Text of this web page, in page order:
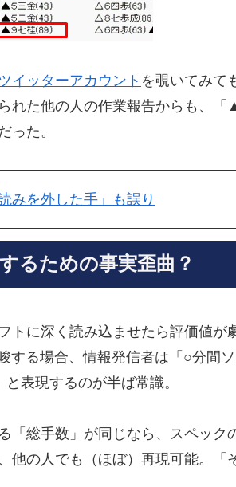
イッターアカウント を覗いてみて
れた他の人の作業報告からも、
った。
みを外した手」も誤り
るための事実歪曲？
トに深く読み込ませたら評価値
する場合、情報発信者は「○分間
表現するのが半ば常識。
「総手数」が同じなら、スペック
他の人でも（ほぼ）再現可能。「